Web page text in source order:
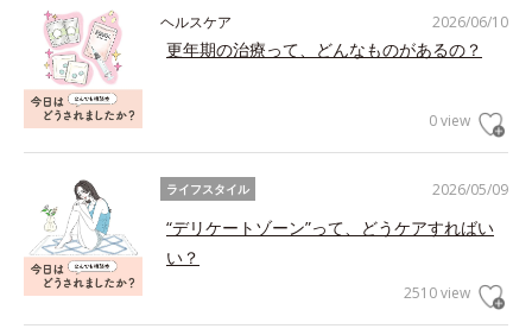
2026/06/10
ヘルスケア
更年期の治療って、どんなものがあるの？
0 view
2026/05/09
ライフスタイル
“デリケートゾーン”って、どうケアすればい
い？
2510 view